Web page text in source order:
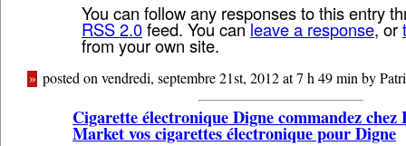
You can follow any responses to this entry
RSS 2.0feed. You canleave a response, or
from your own site.
» posted on vendredi, septembre 21st, 2012 at 7 h 49 min by
Cigarette électronique Digne commandez chez
Market vos cigarettes électronique pour Digne